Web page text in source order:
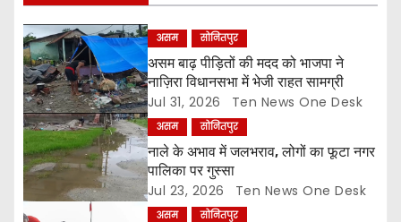
g
a
t
i
o
n
असम सोनितपुर
असम बाढ़ पीड़ितों की मदद को भाजपा ने
नाज़िरा विधानसभा में भेजी राहत सामग्री
Jul 31, 2026 Ten News One Desk
असम सोनितपुर
नाले के अभाव में जलभराव, लोगों का फूटा नगर
पालिका पर गुस्सा
Jul 23, 2026 Ten News One Desk
असम सोनितपुर